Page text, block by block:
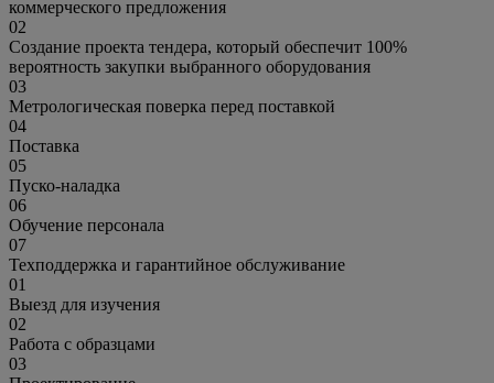
коммерческого предложения
02
Создание проекта тендера, который обеспечит 100%
вероятность закупки выбранного оборудования
03
Метрологическая поверка перед поставкой
04
Поставка
05
Пуско-наладка
06
Обучение персонала
07
Техподдержка и гарантийное обслуживание
01
Выезд для изучения
02
Работа с образцами
03